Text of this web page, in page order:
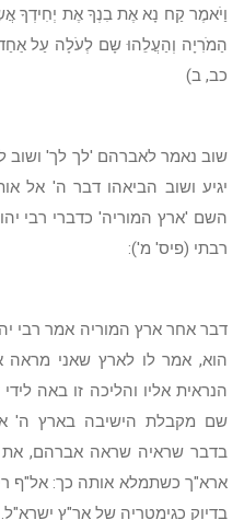
וַיֹאמֶר קַח נָא אֶת בִנְךָ אֶת יְחִידְךָ
הַמֹרִיָה וְהַעֲלֵהוּ שָם לְעֹלָה עַל
כב, ב)
שוב נאמר לאברהם 'לך לך' ושוב
יגיע ושוב הביאהו דבר ה' אל
השם 'ארץ המוריה' כדברי רבי
רבתי (פיס' מ'):
דבר אחר ארץ המוריה אמר רבי
הוא, אמר לו לארץ שאני מראה
הנראית אליו והליכה זו באה
שם מקבלת הישיבה בארץ ה'
בדבר שראיה שראה אברהם, את
בדיוק כגימטריה של אר"ץ ישרא"ל.